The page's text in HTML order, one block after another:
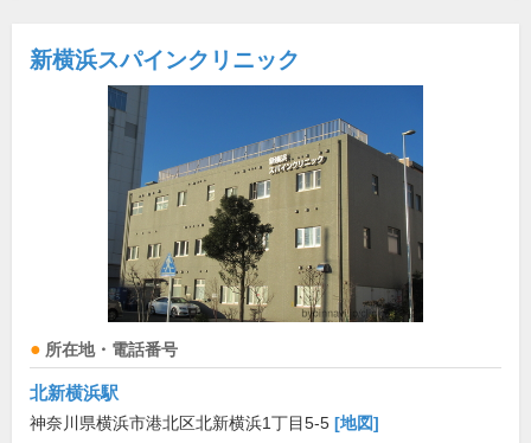
新横浜スパインクリニック
所在地・電話番号
北新横浜駅
神奈川県横浜市港北区北新横浜1丁目5-5 [地図]